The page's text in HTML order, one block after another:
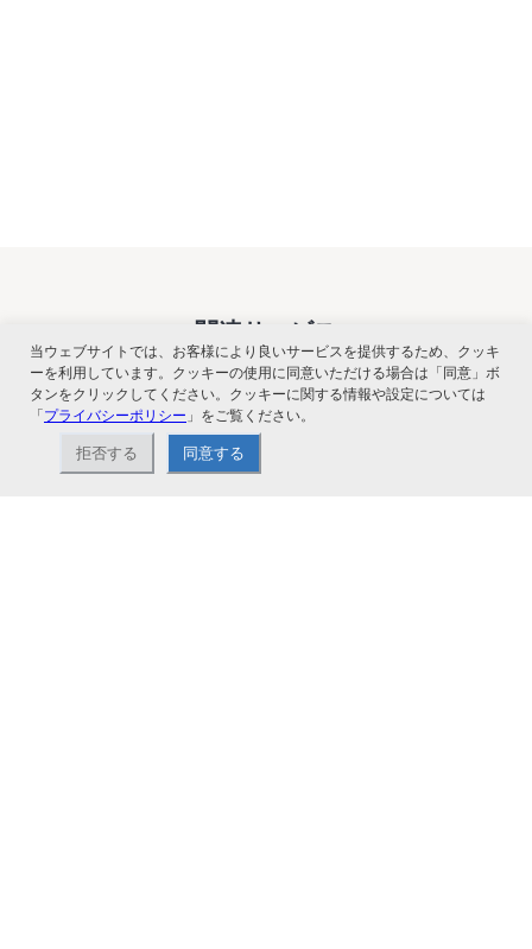
関連サービス
当ウェブサイトでは、お客様により良いサービスを提供するため、クッキ
ーを利用しています。クッキーの使用に同意いただける場合は「同意」ボ
タンをクリックしてください。クッキーに関する情報や設定については
「プライバシーポリシー 」をご覧ください。
拒否する 同意する